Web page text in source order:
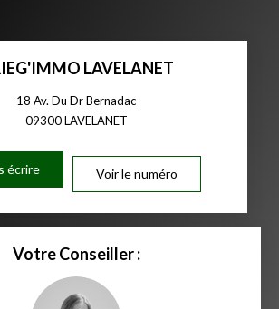
LAVELANET
18 Av. Du Dr Bernadac
09300LAVELANET
écrire Voir le numéro
Votre Conseiller :